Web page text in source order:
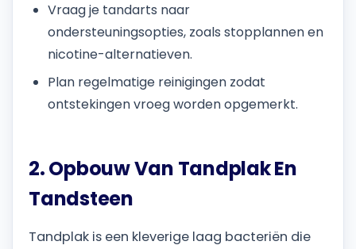
Vraag je tandarts naar
ondersteuningsopties, zoals stopplannen en
nicotine-alternatieven.
Plan regelmatige reinigingen zodat
ontstekingen vroeg worden opgemerkt.
2. Opbouw Van Tandplak En
Tandsteen
Tandplak is een kleverige laag bacteriën die